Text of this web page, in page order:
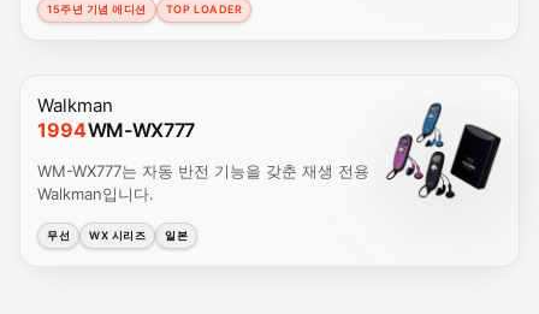
15주년 기념 에디션 TOP LOADER
Walkman
1994WM-WX777
WM-WX777는 자동 반전 기능을 갖춘 재생 전용
Walkman입니다.
무선 WX 시리즈 일본